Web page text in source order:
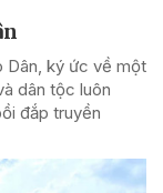
Dân, ký ức về một
dân tộc luôn
đắp truyền